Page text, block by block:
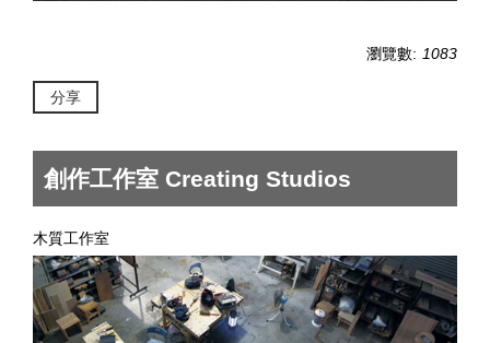
瀏覽數: 1083
分享
創作工作室 Creating Studios
木質工作室